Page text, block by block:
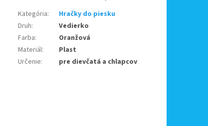
Kategória:
Hračky do piesku
Druh:
Vedierko
Farba:
Oranžová
Materiál:
Plast
Určenie: pre dievčatá a chlapcov